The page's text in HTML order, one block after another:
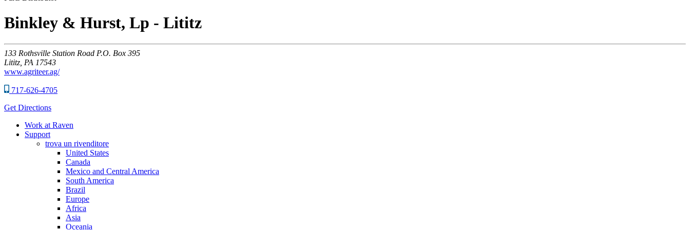
Binkley & Hurst, Lp - Lititz
133 Rothsville Station Road P.O. Box 395
Lititz, PA 17543
www.agriteer.ag/
717-626-4705
Get Directions
Work at Raven
Support
trova un rivenditore
United States
Canada
Mexico and Central America
South America
Brazil
Europe
Africa
Asia
Oceania